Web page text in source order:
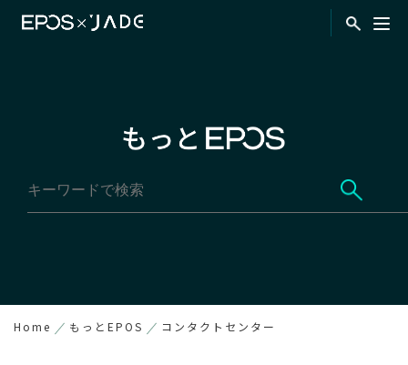
Home もっとEPOS コンタクトセンター